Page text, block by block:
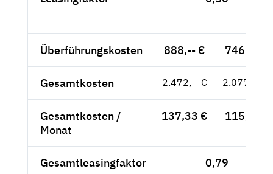
Überführungskosten 888,-- € 746,22 €
Gesamtkosten 2.472,-- € 2.077,31 €
Gesamtkosten /
Monat
137,33 € 115,41 €
Gesamtleasingfaktor 0,79